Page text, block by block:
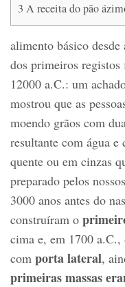
3 A receita do pão
alimento básico
dos primeiros registos
12000 a.C.: um
mostrou que as
moendo grãos com
resultante com água e
quente ou em cinzas
preparado pelos
3000 anos antes do
construíram o
cima e, em 1700
com porta lateral,
primeiras massas